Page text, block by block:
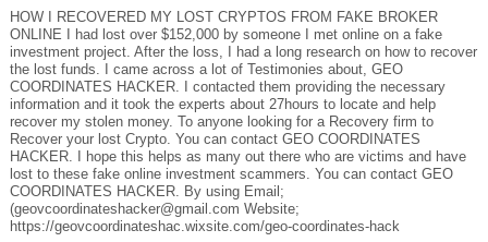
HOW I RECOVERED MY LOST CRYPTOS FROM FAKE BROKER
ONLINE I had lost over $152,000 by someone I met online on a fake
investment project. After the loss, I had a long research on how to recover
the lost funds. I came across a lot of Testimonies about, GEO
COORDINATES HACKER. I contacted them providing the necessary
information and it took the experts about 27hours to locate and help
recover my stolen money. To anyone looking for a Recovery firm to
Recover your lost Crypto. You can contact GEO COORDINATES
HACKER. I hope this helps as many out there who are victims and have
lost to these fake online investment scammers. You can contact GEO
COORDINATES HACKER. By using Email;
(geovcoordinateshacker@gmail.com Website;
https://geovcoordinateshac.wixsite.com/geo-coordinates-hack